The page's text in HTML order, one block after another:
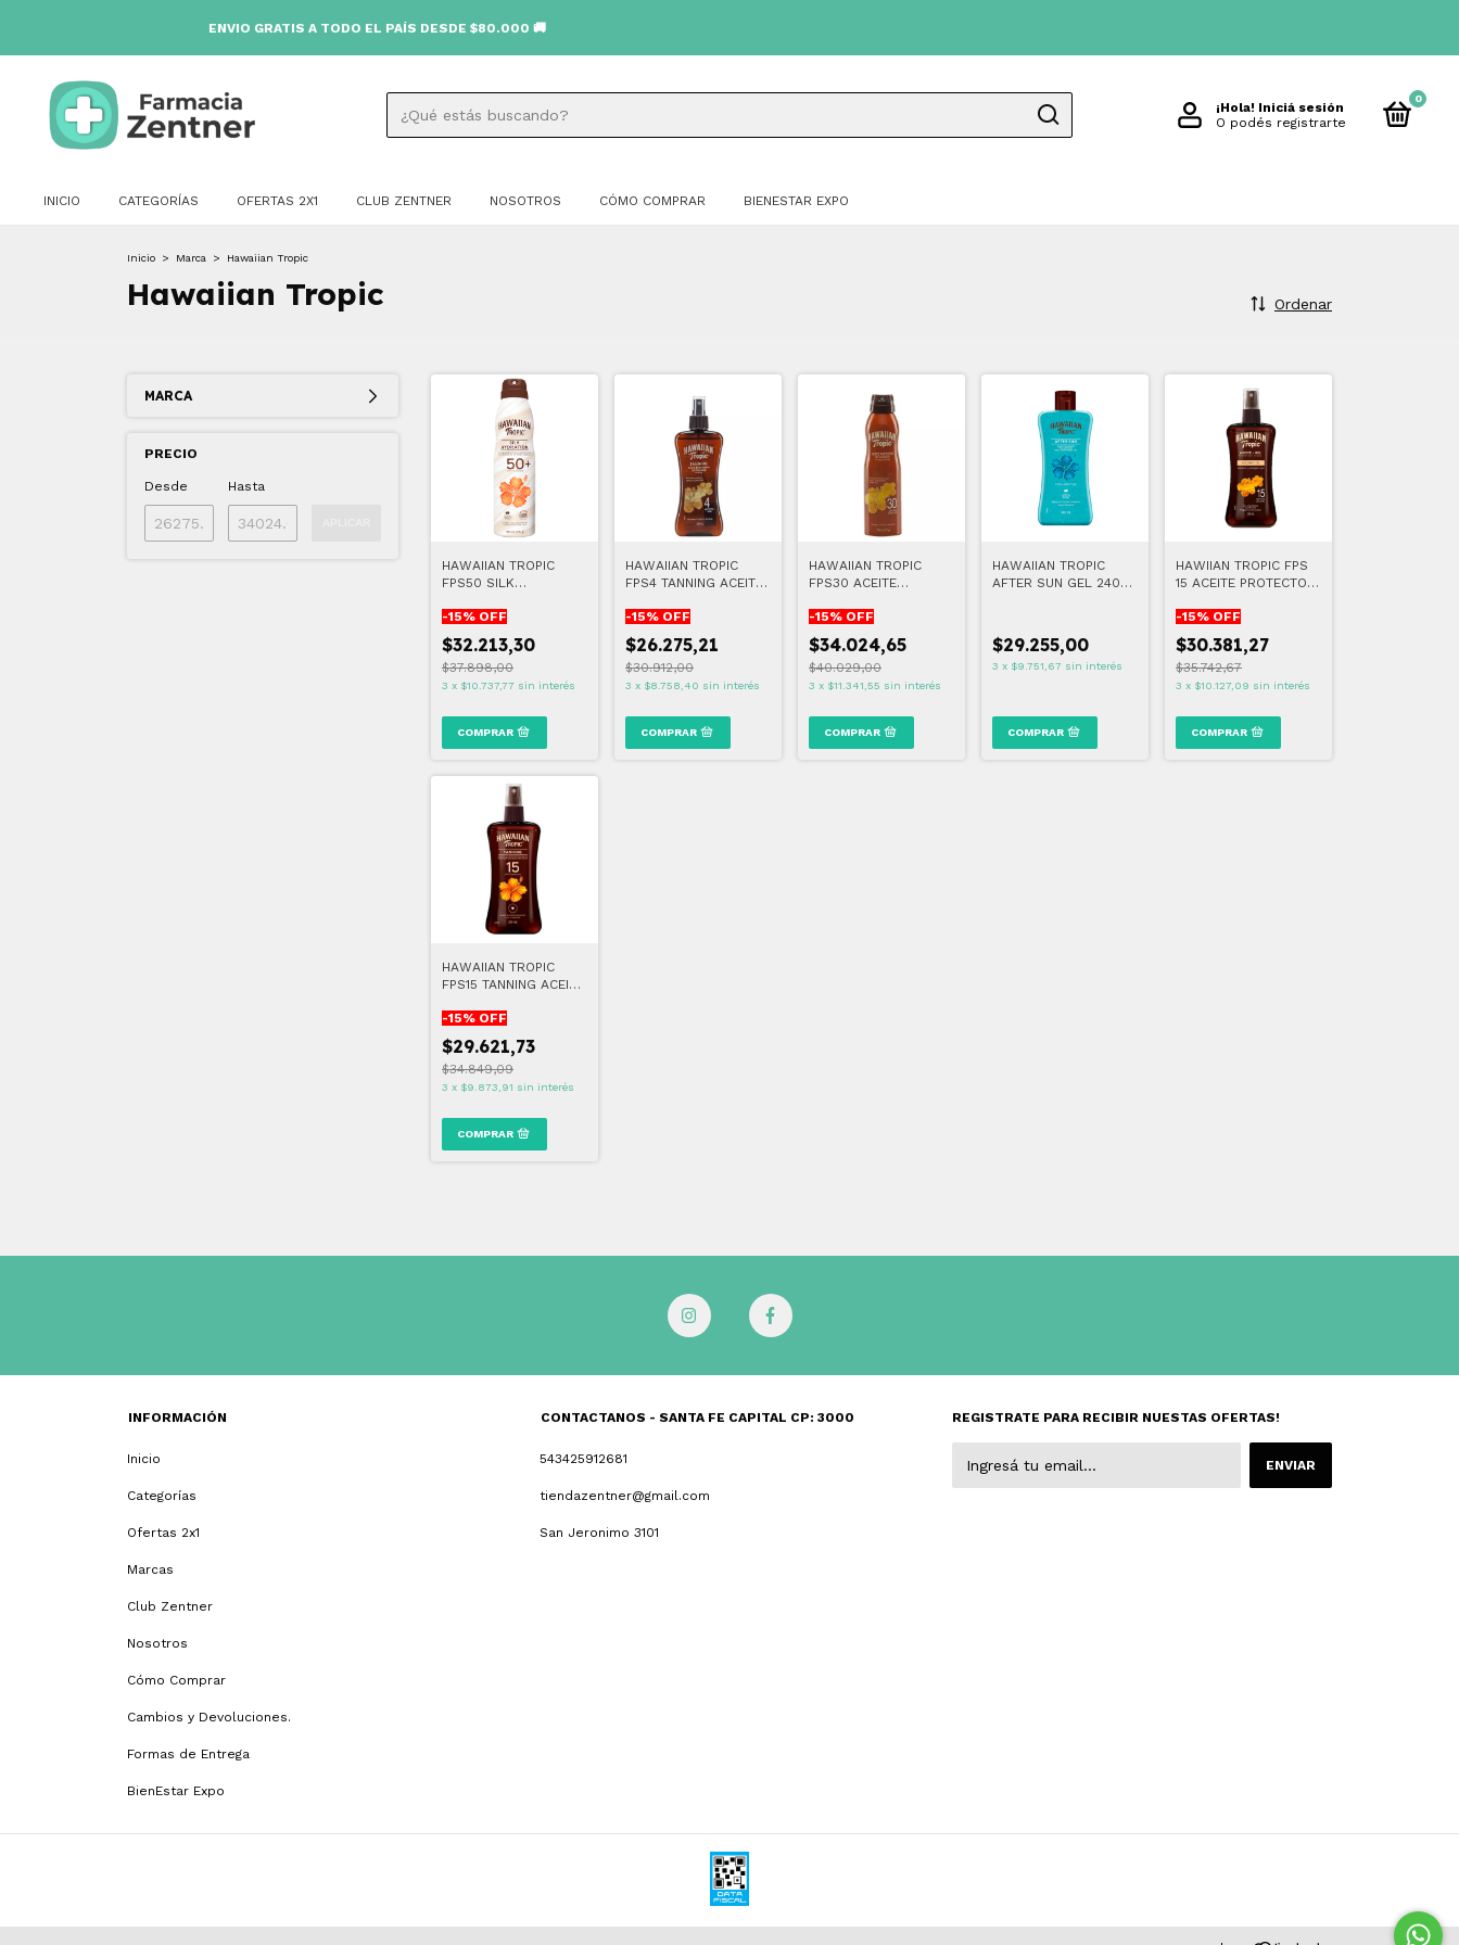
ENVIO GRATIS A TODO EL PAÍS DESDE $80.000 🚚
¡Hola! Iniciá sesión
O podés registrarte
0
INICIO CATEGORÍAS OFERTAS 2X1 CLUB ZENTNER NOSOTROS CÓMO COMPRAR BIENESTAR EXPO
Inicio > Marca > Hawaiian Tropic
Hawaiian Tropic Ordenar
MARCA
PRECIO
Desde Hasta
HAWAIIAN TROPIC
FPS50 SILK
-15% OFF
$32.213,30
$37.898,00
3 x $10.737,77 sin interés
HAWAIIAN TROPIC
FPS4 TANNING ACEITE
-15% OFF
$26.275,21
$30.912,00
3 x $8.758,40 sin interés
HAWAIIAN TROPIC
FPS30 ACEITE
ZANAHORIA
-15% OFF
$34.024,65
$40.029,00
3 x $11.341,55 sin interés
HAWAIIAN TROPIC
AFTER SUN GEL 240
$29.255,00
3 x $9.751,67 sin interés
HAWIIAN TROPIC FPS
15 ACEITE PROTECTOR
-15% OFF
$30.381,27
$35.742,67
3 x $10.127,09 sin interés
HAWAIIAN TROPIC
FPS15 TANNING ACEITE
-15% OFF
$29.621,73
$34.849,09
3 x $9.873,91 sin interés
INFORMACIÓN
Inicio
Categorías
Ofertas 2x1
Marcas
Club Zentner
Nosotros
Cómo Comprar
Cambios y Devoluciones.
Formas de Entrega
BienEstar Expo
CONTACTANOS - SANTA FE CAPITAL CP: 3000
543425912681
tiendazentner@gmail.com
San Jeronimo 3101
REGISTRATE PARA RECIBIR NUESTAS OFERTAS!